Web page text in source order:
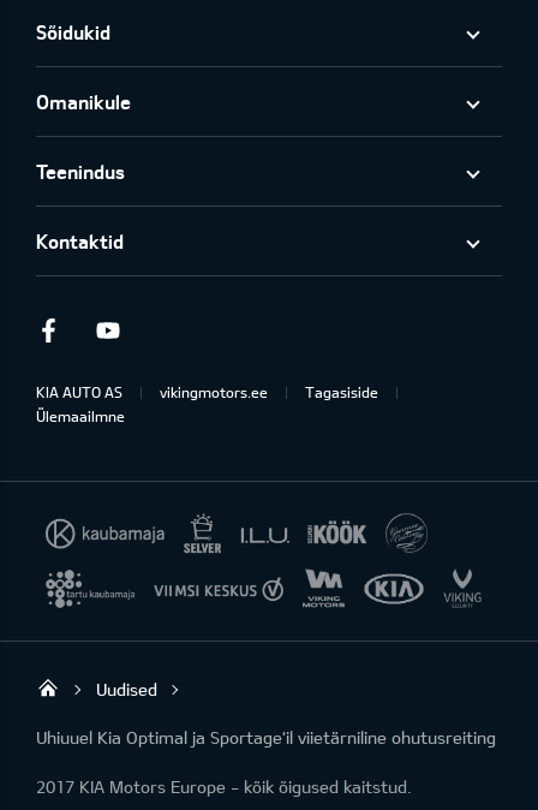
Sõidukid
Omanikule
Teenindus
Kontaktid
Facebook
KIA AUTO AS vikingmotors.ee
Tagasiside
Ülemaailmne
Viking Motors - Kia müük, hooldus ja
Uudised
Uhiuuel Kia Optimal ja Sportage'il viietärniline ohutusreiting
2017 KIA Motors Europe - kõik õigused kaitstud.